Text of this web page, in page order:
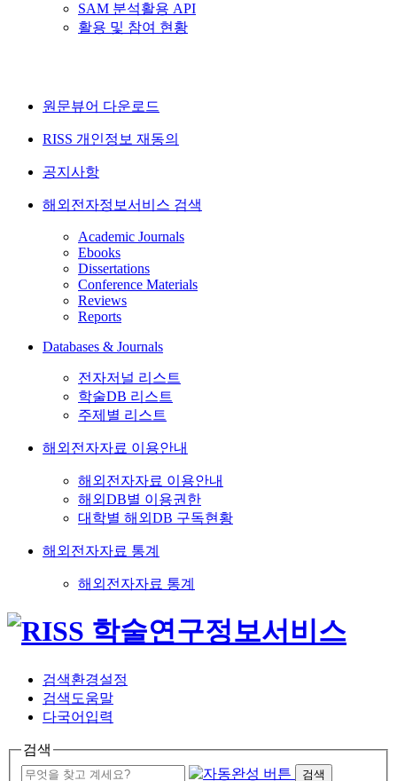
SAM 분석활용 API
활용 및 참여 현황
원문뷰어 다운로드
RISS 개인정보 재동의
공지사항
해외전자정보서비스 검색
Academic Journals
Ebooks
Dissertations
Conference Materials
Reviews
Reports
Databases & Journals
전자저널 리스트
학술DB 리스트
주제별 리스트
해외전자자료 이용안내
해외전자자료 이용안내
해외DB별 이용권한
대학별 해외DB 구독현황
해외전자자료 통계
해외전자자료 통계
검색환경설정
검색도움말
다국어입력
검색
검색